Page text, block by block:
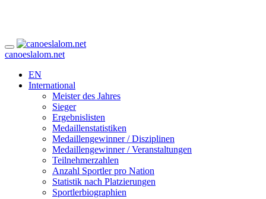
canoeslalom.net
EN
International
Meister des Jahres
Sieger
Ergebnislisten
Medaillenstatistiken
Medaillengewinner / Disziplinen
Medaillengewinner / Veranstaltungen
Teilnehmerzahlen
Anzahl Sportler pro Nation
Statistik nach Platzierungen
Sportlerbiographien